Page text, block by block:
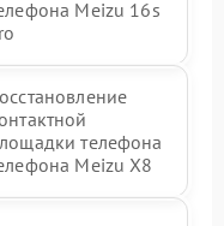
Meizu 16s
телефона
Meizu X8